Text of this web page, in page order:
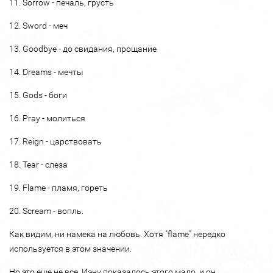
11. Sorrow - печаль, грусть
12. Sword - меч
13. Goodbye - до свидания, прощание
14. Dreams - мечты
15. Gods - боги
16. Pray - молиться
17. Reign - царствовать
18. Tear - слеза
19. Flame - пламя, гореть
20. Scream - вопль.
Как видим, ни намека на любовь. Хотя "flame" нередко
используется в этом значении.